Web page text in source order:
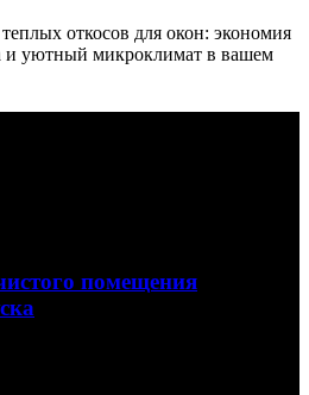
откосов для окон: экономия
и уютный микроклимат в вашем
помещения